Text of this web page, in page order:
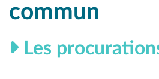
commun
Les